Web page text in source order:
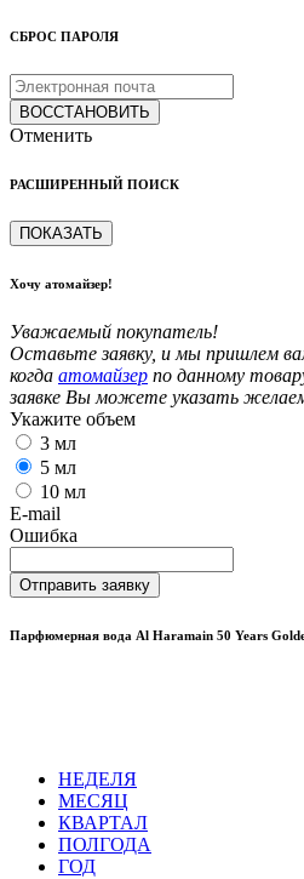
СБРОС ПАРОЛЯ
ВОССТАНОВИТЬ
Отменить
РАСШИРЕННЫЙ ПОИСК
ПОКАЗАТЬ
Хочу атомайзер!
Уважаемый покупатель!
Оставьте заявку, и мы пришлем
когда атомайзер по данному
заявке Вы можете указать
Укажите объем
3 мл
5 мл
10 мл
E-mail
Ошибка
Отправить заявку
Парфюмерная вода Al Haramain 50 Years
НЕДЕЛЯ
МЕСЯЦ
КВАРТАЛ
ПОЛГОДА
ГОД